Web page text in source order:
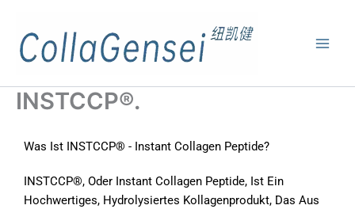
INSTCCP®.
Was Ist INSTCCP® - Instant Collagen Peptide?
INSTCCP®, Oder Instant Collagen Peptide, Ist Ein
Hochwertiges, Hydrolysiertes Kollagenprodukt, Das Aus